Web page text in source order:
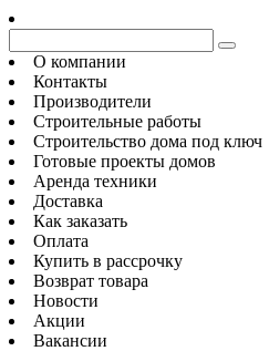
О компании
Контакты
Производители
Строительные работы
Строительство дома под ключ
Готовые проекты домов
Аренда техники
Доставка
Как заказать
Оплата
Купить в рассрочку
Возврат товара
Новости
Акции
Вакансии